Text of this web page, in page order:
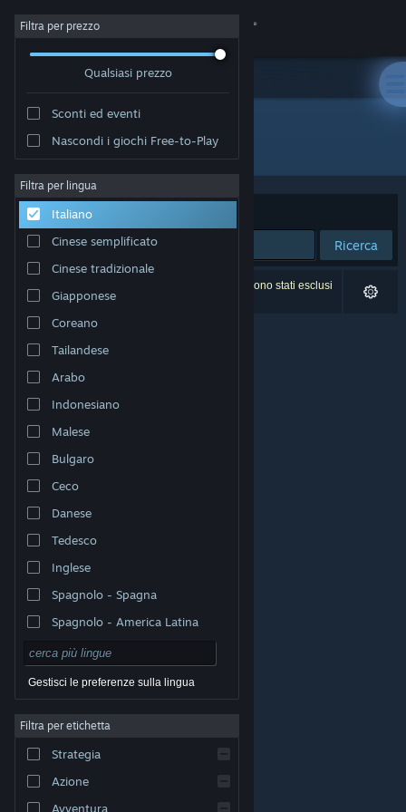
Accedi
Informazioni
Assistenza
Cambia la lingua
Ottieni l'app mobile di Steam
Visualizza il sito web per desktop
appartengono ai rispettivi proprietari negli Stati Uniti e
legali|
Steam| Rimborsi|
Filtra per prezzo
Qualsiasi prezzo
Sconti ed eventi
Nascondi i giochi Free-to-Play
Filtra per lingua
Italiano
Cinese semplificato
Cinese tradizionale
Giapponese
Coreano
Tailandese
Arabo
Indonesiano
Malese
Bulgaro
Ceco
Danese
Tedesco
Inglese
Spagnolo - Spagna
Spagnolo - America Latina
Gestisci le preferenze sulla lingua
Filtra per etichetta
Strategia
Azione
Avventura
Editore: Linked Squad
Ordina per Rilevanza
Ricerca
0 risultati corrispondono alla tua ricerca. 5 titoli sono stati esclusi
in base alle tue preferenze.